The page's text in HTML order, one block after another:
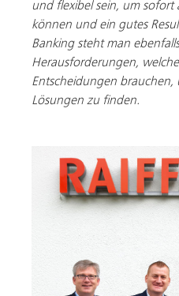
und flexibel sein, um
können und ein gutes
Banking steht man
Herausforderungen,
Entscheidungen brauchen,
Lösungen zu finden.